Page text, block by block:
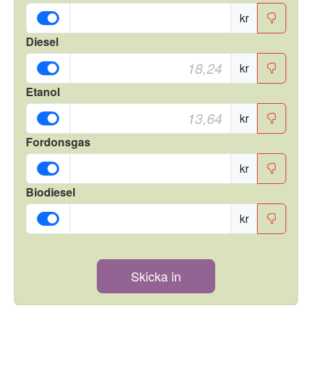
kr
Diesel
kr
Etanol
kr
Fordonsgas
kr
Biodiesel
kr
Skicka in